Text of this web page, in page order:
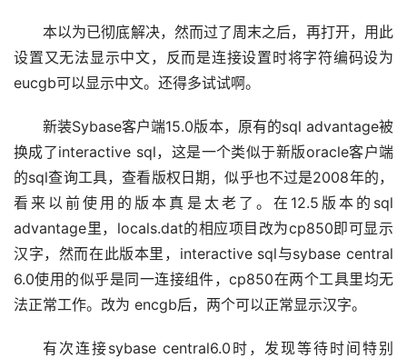
本以为已彻底解决，然而过了周末之后，再打开，用此
设置又无法显示中文，反而是连接设置时将字符编码设为
eucgb可以显示中文。还得多试试啊。
新装Sybase客户端15.0版本，原有的sql advantage被
换成了interactive sql，这是一个类似于新版oracle客户端
的sql查询工具，查看版权日期，似乎也不过是2008年的，
看来以前使用的版本真是太老了。在12.5版本的sql
advantage里，locals.dat的相应项目改为cp850即可显示
汉字，然而在此版本里，interactive sql与sybase central
6.0使用的似乎是同一连接组件，cp850在两个工具里均无
法正常工作。改为 encgb后，两个可以正常显示汉字。
有次连接sybase central6.0时，发现等待时间特别